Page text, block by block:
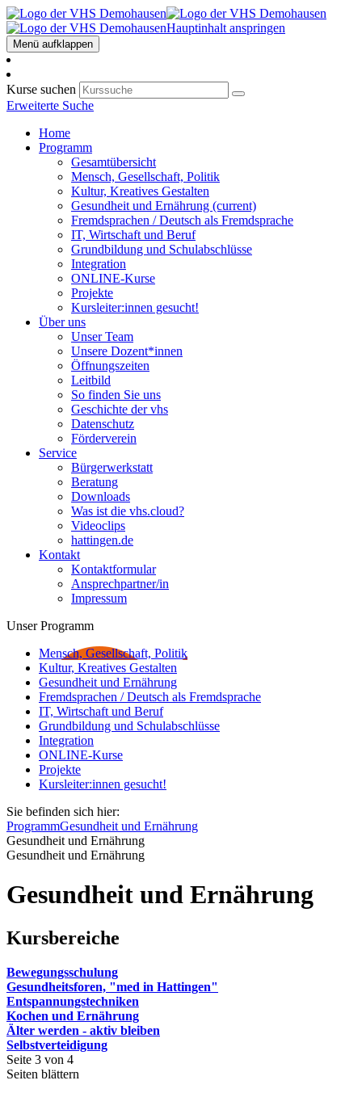
Hauptinhalt anspringen
Menü aufklappen
Kurse suchen
Erweiterte Suche
Home
Programm
Gesamtübersicht
Mensch, Gesellschaft, Politik
Kultur, Kreatives Gestalten
Gesundheit und Ernährung (current)
Fremdsprachen / Deutsch als Fremdsprache
IT, Wirtschaft und Beruf
Grundbildung und Schulabschlüsse
Integration
ONLINE-Kurse
Projekte
Kursleiter:innen gesucht!
Über uns
Unser Team
Unsere Dozent*innen
Öffnungszeiten
Leitbild
So finden Sie uns
Geschichte der vhs
Datenschutz
Förderverein
Service
Bürgerwerkstatt
Beratung
Downloads
Was ist die vhs.cloud?
Videoclips
hattingen.de
Kontakt
Kontaktformular
Ansprechpartner/in
Impressum
Unser Programm
Mensch, Gesellschaft, Politik
Kultur, Kreatives Gestalten
Gesundheit und Ernährung
Fremdsprachen / Deutsch als Fremdsprache
IT, Wirtschaft und Beruf
Grundbildung und Schulabschlüsse
Integration
ONLINE-Kurse
Projekte
Kursleiter:innen gesucht!
Sie befinden sich hier:
ProgrammGesundheit und Ernährung
Gesundheit und Ernährung
Gesundheit und Ernährung
Gesundheit und Ernährung
Kursbereiche
Bewegungsschulung
Gesundheitsforen, "med in Hattingen"
Entspannungstechniken
Kochen und Ernährung
Älter werden - aktiv bleiben
Selbstverteidigung
Seite 3 von 4
Seiten blättern